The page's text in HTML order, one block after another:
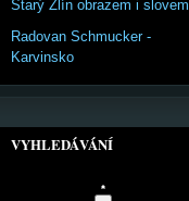
Starý Zlín obrazem i slovem
Radovan Schmucker -
Karvinsko
VYHLEDÁVÁNÍ